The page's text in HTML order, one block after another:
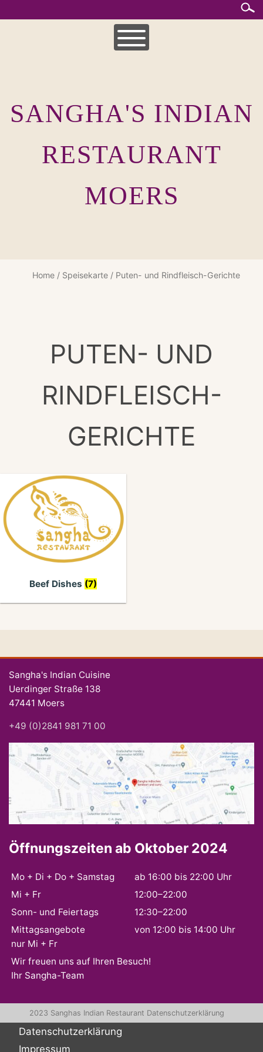
to
UNSERE SPEISEKARTEN
INDISCHE KÜCHE
SANGHA'S INDIAN
RESTAURANT
MOERS
Home / Speisekarte / Puten- und Rindfleisch-Gerichte
PUTEN- UND
RINDFLEISCH-
GERICHTE
Beef Dishes (7)
Sangha's Indian Cuisine
Uerdinger Straße 138
47441 Moers
+49 (0)2841 981 71 00
Öffnungszeiten ab Oktober 2024
Mo + Di + Do + Samstag
ab 16:00 bis 22:00 Uhr
Mi + Fr
12:00–22:00
Sonn- und Feiertags
12:30–22:00
Mittagsangebote
nur Mi + Fr
von 12:00 bis 14:00 Uhr
Wir freuen uns auf Ihren Besuch!
Ihr Sangha-Team
2023 Sanghas Indian Restaurant Datenschutzerklärung
Datenschutzerklärung
Impressum